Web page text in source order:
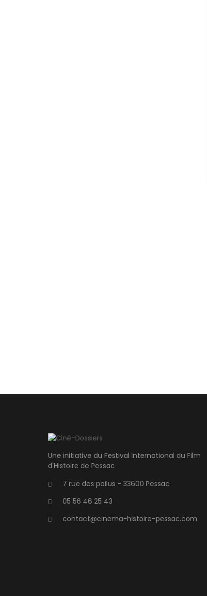
Une initiative du Festival International du Film
d'Histoire de Pessac
7 rue des poilus - 33600 Pessac
05 56 46 25 43
contact@cinema-histoire-pessac.com